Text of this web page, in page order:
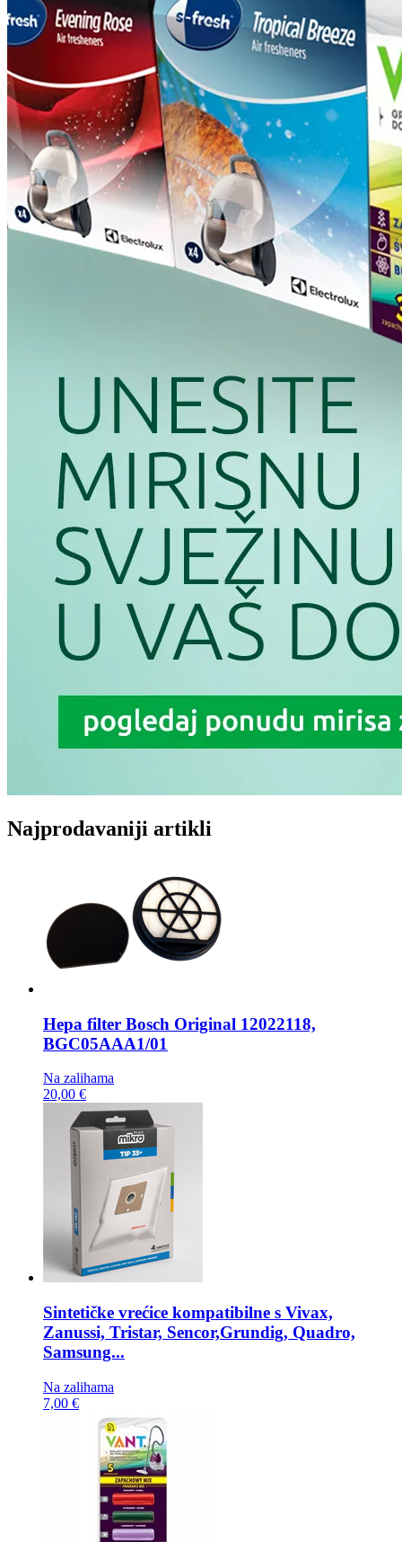
Najprodavaniji artikli
Hepa filter Bosch Original 12022118,
BGC05AAA1/01
Na zalihama
20,00 €
Sintetičke vrećice kompatibilne s Vivax,
Zanussi, Tristar, Sencor,Grundig, Quadro,
Samsung...
Na zalihama
7,00 €